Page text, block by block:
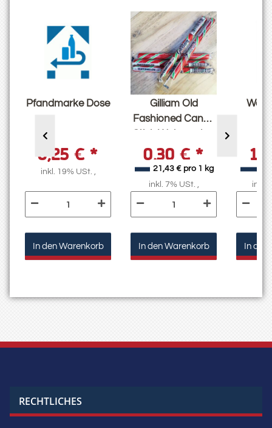
Pfandmarke Dose
0,25 € *
inkl. 19% USt. ,
In den Warenkorb
Gilliam Old
Fashioned Candy
0,30 € *
21,43 € pro 1 kg
inkl. 7% USt. ,
In den Warenkorb
inkl.
In den
RECHTLICHES